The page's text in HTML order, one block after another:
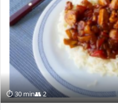
⏱ 30 min👥 2